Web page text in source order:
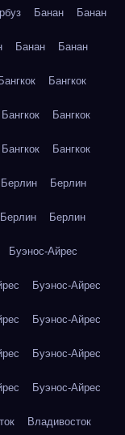
Банан Банан
Банан Банан
Бангкок Бангкок
Бангкок Бангкок
Бангкок Бангкок
Берлин Берлин
Берлин Берлин
Буэнос-Айрес
Буэнос-Айрес
Буэнос-Айрес
Буэнос-Айрес
Буэнос-Айрес
Владивосток